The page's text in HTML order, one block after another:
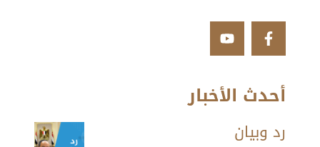
أحدث الأخبار
رد وبيان